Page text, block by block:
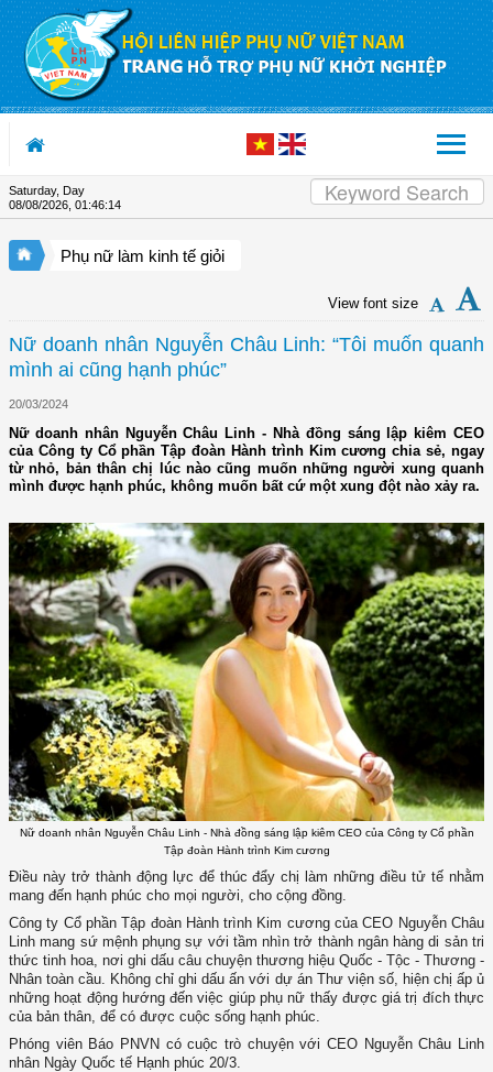
Skip to Content
Saturday, Day
08/08/2026 01:46:15
Phụ nữ làm kinh tế giỏi
View font size
Nữ doanh nhân Nguyễn Châu Linh: “Tôi muốn quanh
mình ai cũng hạnh phúc”
20/03/2024
Nữ doanh nhân Nguyễn Châu Linh - Nhà đồng sáng lập kiêm CEO
của Công ty Cổ phần Tập đoàn Hành trình Kim cương chia sẻ, ngay
từ nhỏ, bản thân chị lúc nào cũng muốn những người xung quanh
mình được hạnh phúc, không muốn bất cứ một xung đột nào xảy ra.
Nữ doanh nhân Nguyễn Châu Linh - Nhà đồng sáng lập kiêm CEO của Công ty Cổ phần
Tập đoàn Hành trình Kim cương
Điều này trở thành động lực để thúc đẩy chị làm những điều tử tế nhằm
mang đến hạnh phúc cho mọi người, cho cộng đồng.
Công ty Cổ phần Tập đoàn Hành trình Kim cương của CEO Nguyễn Châu
Linh mang sứ mệnh phụng sự với tầm nhìn trở thành ngân hàng di sản tri
thức tinh hoa, nơi ghi dấu câu chuyện thương hiệu Quốc - Tộc - Thương -
Nhân toàn cầu. Không chỉ ghi dấu ấn với dự án Thư viện số, hiện chị ấp ủ
những hoạt động hướng đến việc giúp phụ nữ thấy được giá trị đích thực
của bản thân, để có được cuộc sống hạnh phúc.
Phóng viên Báo PNVN có cuộc trò chuyện với CEO Nguyễn Châu Linh
nhân Ngày Quốc tế Hạnh phúc 20/3.